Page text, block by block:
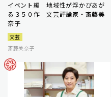
イベント編 地域性が浮かびあが
る３５０作 文芸評論家・斎藤美
奈子
文芸
斎藤美奈子